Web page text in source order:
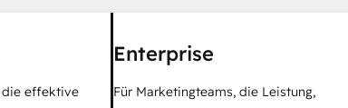
die effektive
Enterprise
Für Marketingteams, die Leistung,